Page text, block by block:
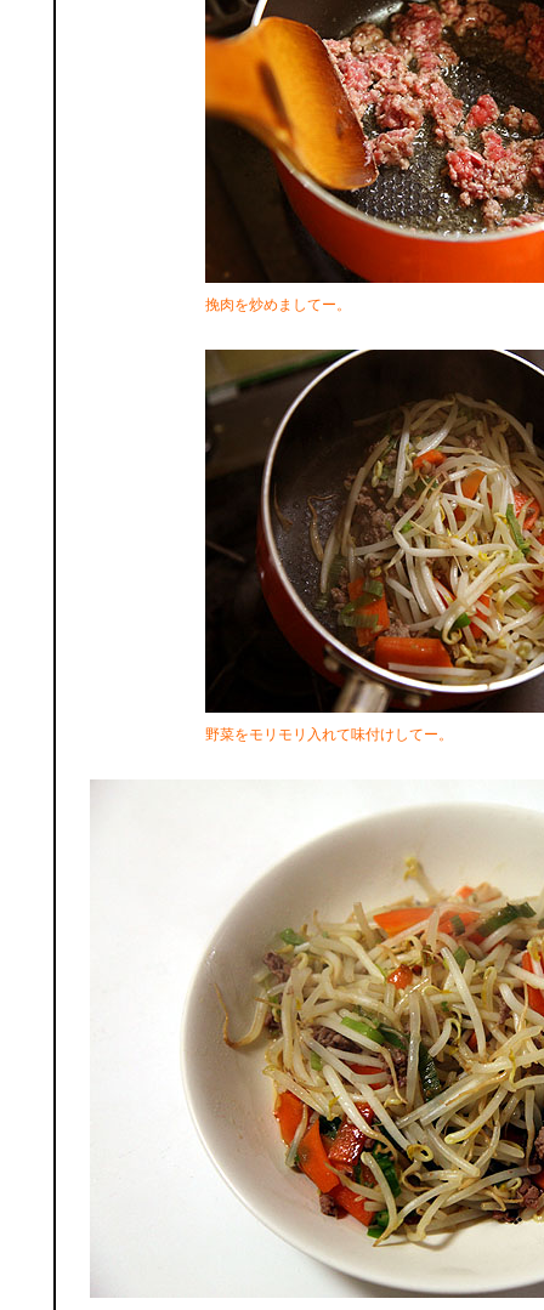
挽肉を炒めましてー。
野菜をモリモリ入れて味付けしてー。